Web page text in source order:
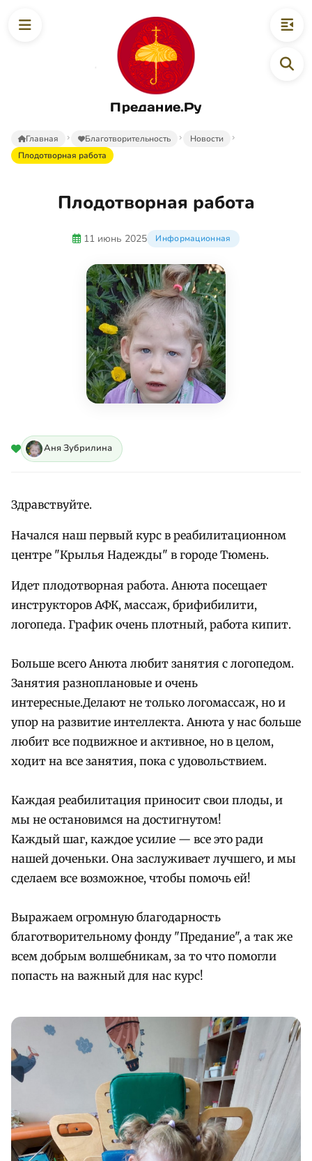
Предание.Ру
Главная Благотворительность
Новости
Плодотворная работа
Плодотворная работа
11 июнь 2025 Информационная
Аня Зубрилина
Здравствуйте.
Начался наш первый курс в реабилитационном
центре "Крылья Надежды" в городе Тюмень.
Идет плодотворная работа. Анюта посещает
инструкторов АФК, массаж, брифибилити,
логопеда. График очень плотный, работа кипит.
Больше всего Анюта любит занятия с логопедом.
Занятия разноплановые и очень
интересные.Делают не только логомассаж, но и
упор на развитие интеллекта. Анюта у нас больше
любит все подвижное и активное, но в целом,
ходит на все занятия, пока с удовольствием.
Каждая реабилитация приносит свои плоды, и
мы не остановимся на достигнутом!
Каждый шаг, каждое усилие — все это ради
нашей доченьки. Она заслуживает лучшего, и мы
сделаем все возможное, чтобы помочь ей!
Выражаем огромную благодарность
благотворительному фонду "Предание", а так же
всем добрым волшебникам, за то что помогли
попасть на важный для нас курс!